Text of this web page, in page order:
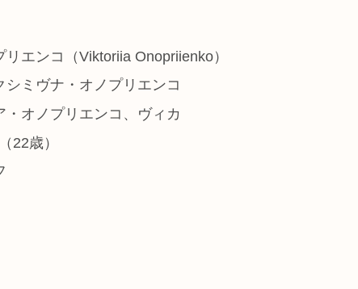
エンコ（Viktoriia Onopriienko）
ミヴナ・オノプリエンコ
オノプリエンコ、ヴィカ
22歳）